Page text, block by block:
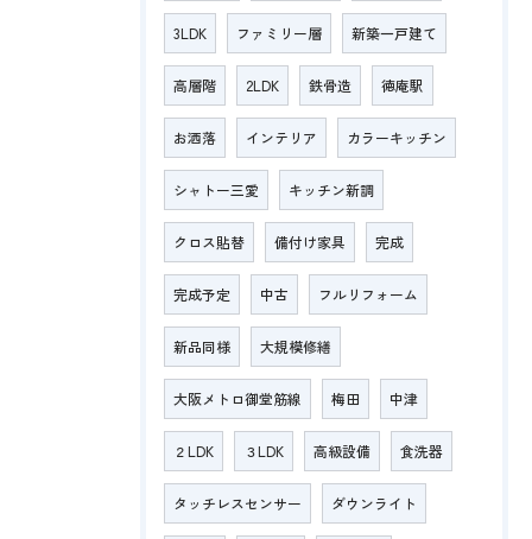
3LDK ファミリー層 新築一戸建て
高層階 2LDK 鉄骨造 徳庵駅
お洒落 インテリア カラーキッチン
シャトー三愛 キッチン新調
クロス貼替 備付け家具 完成
完成予定 中古 フルリフォーム
新品同様 大規模修繕
大阪メトロ御堂筋線 梅田 中津
２LDK ３LDK 高級設備 食洗器
タッチレスセンサー ダウンライト